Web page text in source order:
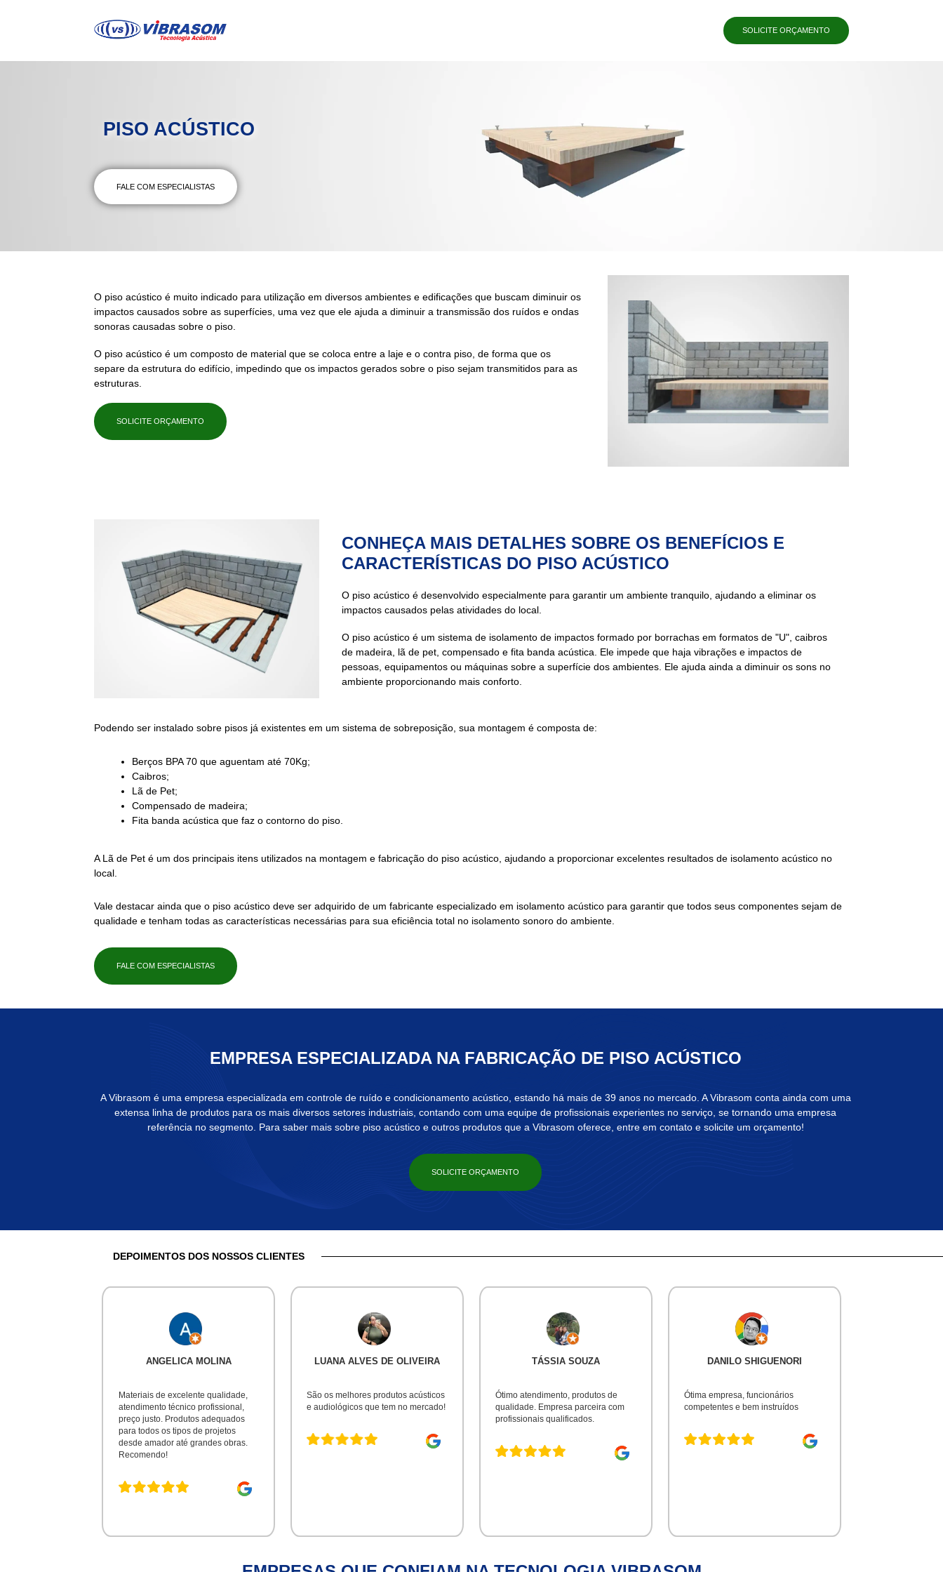
SOLICITE ORÇAMENTO
PISO ACÚSTICO
FALE COM ESPECIALISTAS
O piso acústico é muito indicado para utilização em diversos ambientes e edificações que buscam diminuir os
impactos causados sobre as superfícies, uma vez que ele ajuda a diminuir a transmissão dos ruídos e ondas
sonoras causadas sobre o piso.
O piso acústico é um composto de material que se coloca entre a laje e o contra piso , de forma que os
separe da estrutura do edifício, impedindo que os impactos gerados sobre o piso sejam transmitidos para as
estruturas.
SOLICITE ORÇAMENTO
CONHEÇA MAIS DETALHES SOBRE OS BENEFÍCIOS E
CARACTERÍSTICAS DO PISO ACÚSTICO
O piso acústico é desenvolvido especialmente para garantir um ambiente tranquilo, ajudando a eliminar os
impactos causados pelas atividades do local.
O piso acústico é um sistema de isolamento de impactos formado por borrachas em formatos de "U", caibros
de madeira, lã de pet, compensado e fita bandaacústica . Ele impede que haja vibrações e impactos de
pessoas, equipamentos ou máquinas sobre a superfície dos ambientes. Ele ajuda ainda a diminuir os sons no
ambiente proporcionando mais conforto.
Podendo ser instalado sobre pisos já existentes em um sistema de sobreposição, sua montagem é composta de:
Berços BPA 70 que aguentam até 70Kg;
Caibros;
Lã de Pet;
Compensado de madeira;
Fita bandaacústica que faz o contorno do piso.
A Lã de Pet é um dos principais itens utilizados na montagem e fabricação do piso acústico , ajudando a proporcionar excelentes resultados de isolamentoacústico no
local.
Vale destacar ainda que o piso acústico deve ser adquirido de um fabricante especializado em isolamentoacústico para garantir que todos seus componentes sejam de
qualidade e tenham todas as características necessárias para sua eficiência total no isolamento sonoro do ambiente.
FALE COM ESPECIALISTAS
EMPRESA ESPECIALIZADA NA FABRICAÇÃO DE PISO ACÚSTICO
A Vibrasom é uma empresa especializada em controle de ruído e condicionamento acústico, estando há mais de 39 anos no mercado. A Vibrasom conta ainda com uma
extensa linha de produtos para os mais diversos setores industriais, contando com uma equipe de profissionais experientes no serviço, se tornando uma empresa
referência no segmento. Para saber mais sobre piso acústicoe outros produtos que a Vibrasom oferece, entre em contato e solicite um orçamento!
SOLICITE ORÇAMENTO
DEPOIMENTOS DOS NOSSOS CLIENTES
ANGELICA MOLINA
Materiais de excelente qualidade,
atendimento técnico profissional,
preço justo. Produtos adequados
para todos os tipos de projetos
desde amador até grandes obras.
Recomendo!
LUANA ALVES DE OLIVEIRA
São os melhores produtos acústicos
e audiológicos que tem no mercado!
TÁSSIA SOUZA
Ótimo atendimento, produtos de
qualidade. Empresa parceira com
profissionais qualificados.
DANILO SHIGUENORI
Ótima empresa, funcionários
competentes e bem instruídos